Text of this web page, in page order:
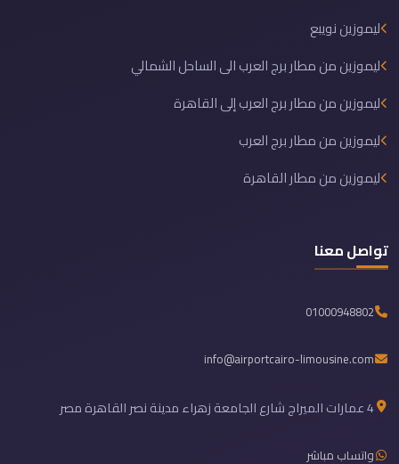
ليموزين نويبع
ليموزين من مطار برج العرب الى الساحل الشمالي
ليموزين من مطار برج العرب إلى القاهرة
ليموزين من مطار برج العرب
ليموزين من مطار القاهرة
تواصل معنا
01000948802
info@airportcairo-limousine.com
4 عمارات الميراج شارع الجامعة زهراء مدينة نصر القاهرة مصر
واتساب مباشر